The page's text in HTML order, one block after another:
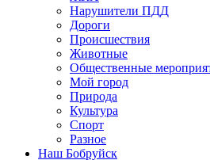
Нарушители ПДД
Дороги
Происшествия
Животные
Общественные
Мой город
Природа
Культура
Спорт
Разное
Наш Бобруйск